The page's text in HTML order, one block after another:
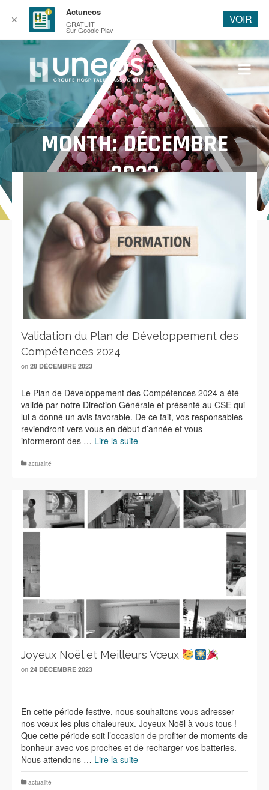
MONTH: DÉCEMBRE
2023
Validation du Plan de Développement des
Compétences 2024
on 28 DÉCEMBRE 2023
Le Plan de Développement des Compétences 2024 a été
validé par notre Direction Générale et présenté au CSE qui
lui a donné un avis favorable. De ce fait, vos responsables
reviendront vers vous en début d’année et vous
informeront des … Lire la suite
actualité
Joyeux Noël et Meilleurs Vœux
on 24 DÉCEMBRE 2023
En cette période festive, nous souhaitons vous adresser
nos vœux les plus chaleureux. Joyeux Noël à vous tous !
Que cette période soit l’occasion de profiter de moments de
bonheur avec vos proches et de recharger vos batteries.
Nous attendons … Lire la suite
actualité
✕
Actuneos
GRATUIT
Sur Google Play
VOIR